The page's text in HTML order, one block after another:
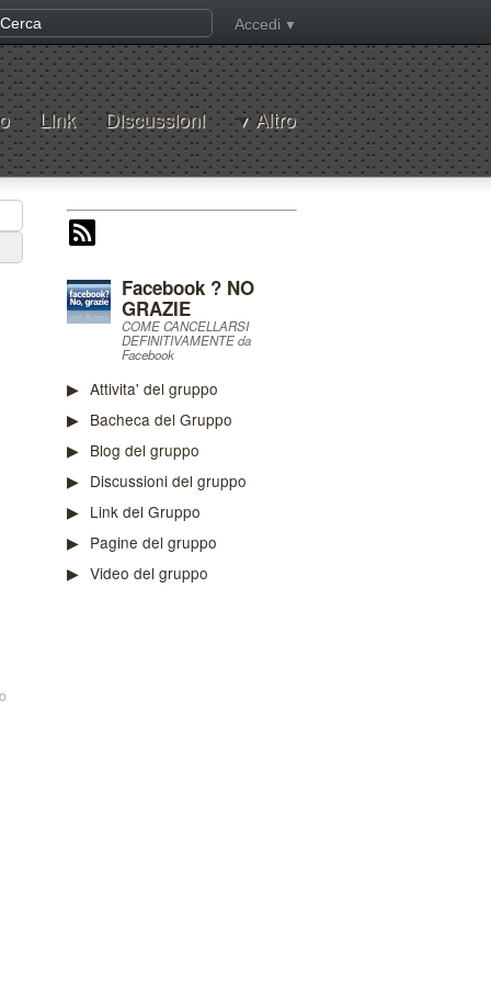
Accedi
Link Discussioni Altro
Facebook ? NO
GRAZIE
COME CANCELLARSI
DEFINITIVAMENTE da
Facebook
Attivita' del gruppo
Bacheca del Gruppo
Blog del gruppo
Discussioni del gruppo
Link del Gruppo
Pagine del gruppo
Video del gruppo